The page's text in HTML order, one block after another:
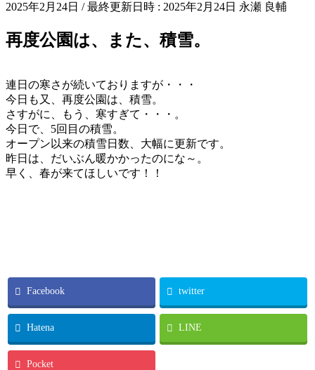
2025年2月24日 / 最終更新日時 : 2025年2月24日 永瀬 良輔
再度公園は、また、積雪。
連日の寒さが続いておりますが・・・
今日も又、再度公園は、積雪。
さすがに、もう、寒すぎて・・・。
今日で、5回目の積雪。
オープン以来の積雪日数、大幅に更新です。
昨日は、だいぶん暖かかったのにな～。
早く、春が来てほしいです！！
Facebook twitter
Hatena LINE
Pocket